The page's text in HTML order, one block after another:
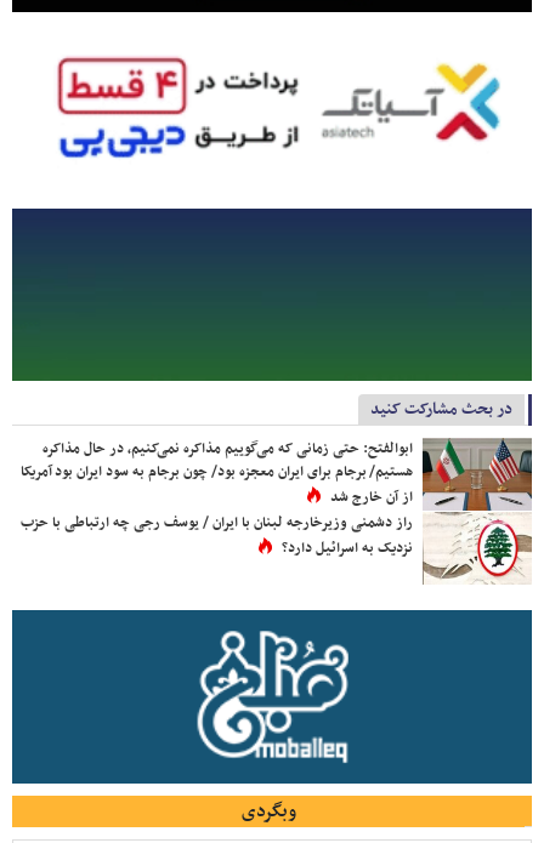
در بحث مشارکت کنید
ابوالفتح: حتی زمانی که می‌گوییم مذاکره نمی‌کنیم، در حال مذاکره
هستیم/ برجام برای ایران معجزه بود/ چون برجام به سود ایران بود آمریکا
از آن خارج شد
راز دشمنی وزیرخارجه لبنان با ایران / یوسف رجی چه ارتباطی با حزب
نزدیک به اسرائیل دارد؟
وبگردی